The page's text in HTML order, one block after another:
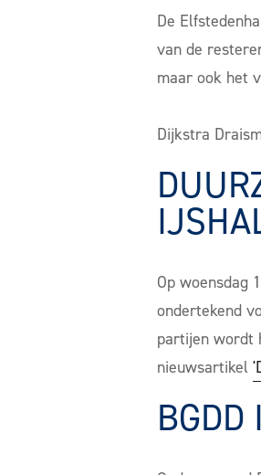
De
van de
maar ook het
Dijkstra
Op woensdag
ondertekend
partijen wordt
nieuwsartikel
BGDD